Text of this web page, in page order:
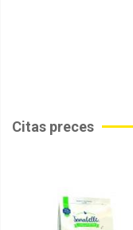
Citas preces